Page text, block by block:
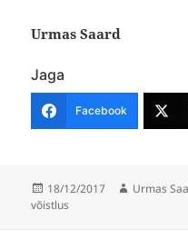
Urmas Saard
Jaga
Facebook
Postitatud
18/12/2017 Autor
Urmas
võistlus